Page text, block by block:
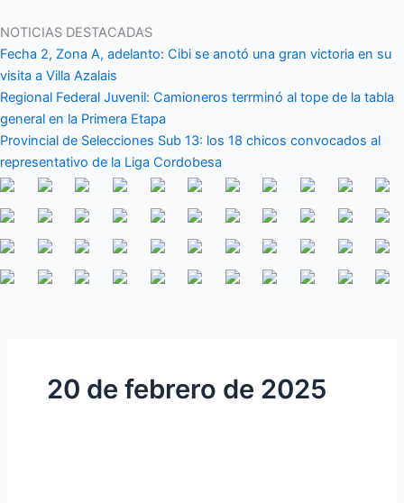
al
contenido
NOTICIAS DESTACADAS
Fecha 2, Zona A, adelanto: Cibi se anotó una gran victoria en su
visita a Villa Azalais
Regional Federal Juvenil: Camioneros terrminó al tope de la tabla
general en la Primera Etapa
Provincial de Selecciones Sub 13: los 18 chicos convocados al
representativo de la Liga Cordobesa
20 de febrero de 2025